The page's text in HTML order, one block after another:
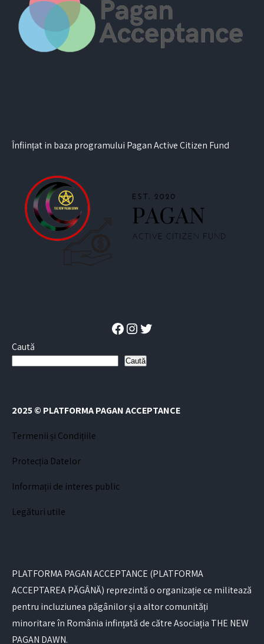
Înființat in baza programului Pagan Active Citizen Fund
Facebook
Instagram
Caută
Caută
2025 © PLATFORMA PAGAN ACCEPTANCE
Termenii și Condițiile
Protecția Datelor
Informații de interes public
Legături utile
PLATFORMA PAGAN ACCEPTANCE (PLATFORMA
ACCEPTAREA PĂGÂNĂ) reprezintă o organizație ce militează
pentru incluziunea păgânilor și a altor comunități
minoritare în România infințată de către Asociația THE NEW
PAGAN DAWN.